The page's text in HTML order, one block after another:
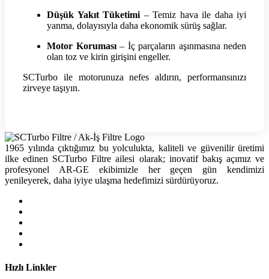
Düşük Yakıt Tüketimi – Temiz hava ile daha iyi
yanma, dolayısıyla daha ekonomik sürüş sağlar.
Motor Koruması– İç parçaların aşınmasına neden
olan toz ve kirin girişini engeller.
SCTurbo ile motorunuza nefes aldırın, performansınızı
zirveye taşıyın.
1965 yılında çıktığımız bu yolculukta, kaliteli ve güvenilir üretimi
ilke edinen SCTurbo Filtre ailesi olarak; inovatif bakış açımız ve
profesyonel AR-GE ekibimizle her geçen gün kendimizi
yenileyerek, daha iyiye ulaşma hedefimizi sürdürüyoruz.
Hızlı Linkler